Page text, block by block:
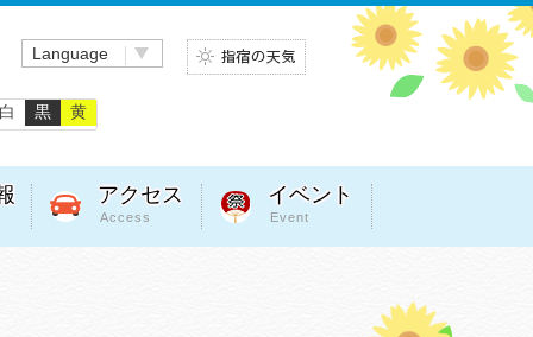
Language
白 黒 黄
アクセス
Access
イベント
Event